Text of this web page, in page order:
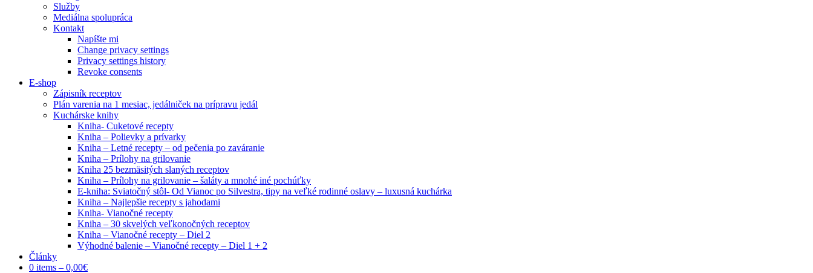
Služby
Mediálna spolupráca
Kontakt
Napíšte mi
Change privacy settings
Privacy settings history
Revoke consents
E-shop
Zápisník receptov
Plán varenia na 1 mesiac, jedálniček na prípravu jedál
Kuchárske knihy
Kniha- Cuketové recepty
Kniha – Polievky a prívarky
Kniha – Letné recepty – od pečenia po zaváranie
Kniha – Prílohy na grilovanie
Kniha 25 bezmäsitých slaných receptov
Kniha – Prílohy na grilovanie – šaláty a mnohé iné pochúťky
E-kniha: Sviatočný stôl- Od Vianoc po Silvestra, tipy na veľké rodinné oslavy – luxusná kuchárka
Kniha – Najlepšie recepty s jahodami
Kniha- Vianočné recepty
Kniha – 30 skvelých veľkonočných receptov
Kniha – Vianočné recepty – Diel 2
Výhodné balenie – Vianočné recepty – Diel 1 + 2
Články
0 items – 0,00€